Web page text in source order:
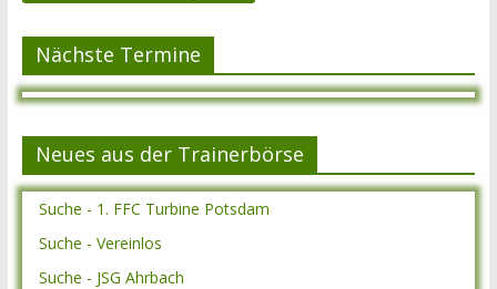
Nächste Termine
Neues aus der Trainerbörse
Suche - 1. FFC Turbine Potsdam
Suche - Vereinlos
Suche - JSG Ahrbach